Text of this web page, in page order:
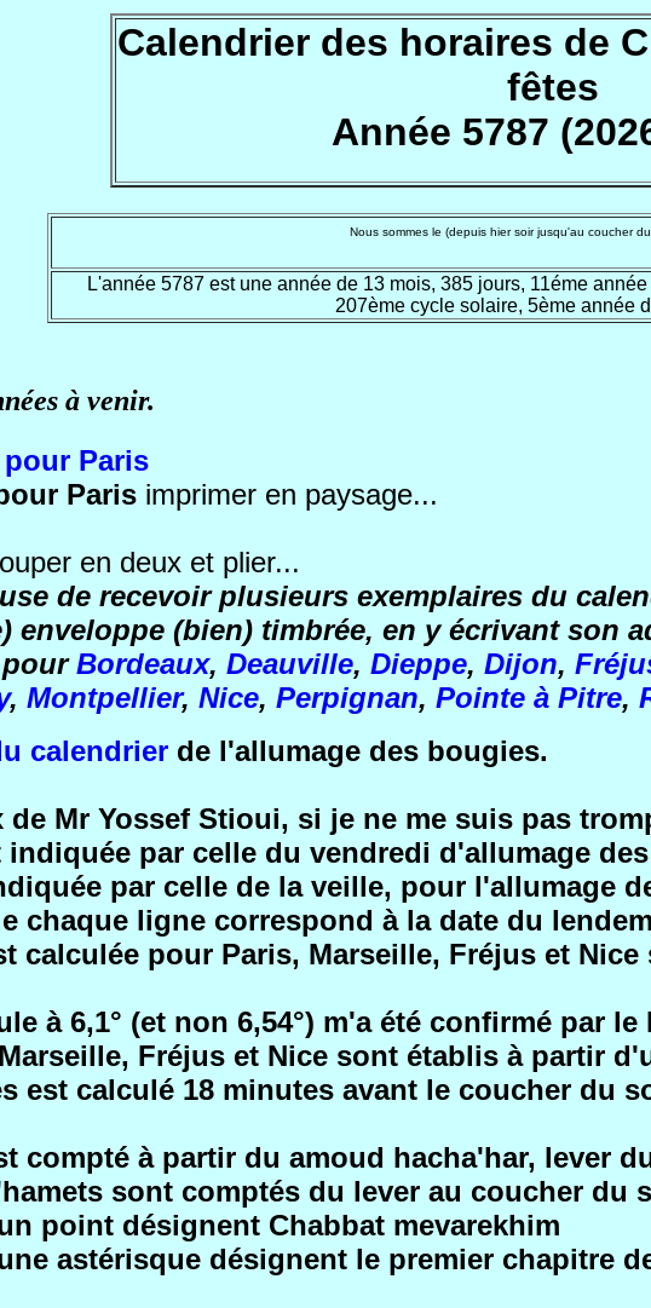
Calendrier des horaires de
fêtes
Année 5787
Nous sommes le (depuis hier soirjusqu'au coucher
L'année 5787 est une année de 13 mois, 385 jours, 11éme
207ème cycle solaire, 5ème année
à venir.
pour Paris
Paris imprimer en paysage...
en deux et plier...
de recevoir plusieurs exemplaires du
enveloppe (bien) timbrée, en y écrivant son
Bordeaux, Deauville, Dieppe, Dijon,
, Montpellier, Nice, Perpignan, Pointe à Pitre,
calendrier de l'allumage des bougies.
Mr Yossef Stioui, si je ne me suis pas
indiquée par celle du vendredi d'allumage
par celle de la veille, pour l'allumage
chaque ligne correspond à la date du
calculée pour Paris, Marseille, Fréjus et
à 6,1° (et non 6,54°) m'a été confirmé par le
Fréjus et Nice sont établis à partir
est calculé 18 minutes avant le coucher du
compté à partir du amoud hacha'har, lever
sont comptés du lever au coucher du
point désignent Chabbat mevarekhim
astérisque désignent le premier chapitre